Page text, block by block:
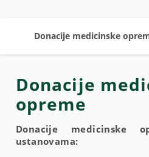
Donacije medicinske
Donacije
opreme
Donacije medicinske
ustanovama: